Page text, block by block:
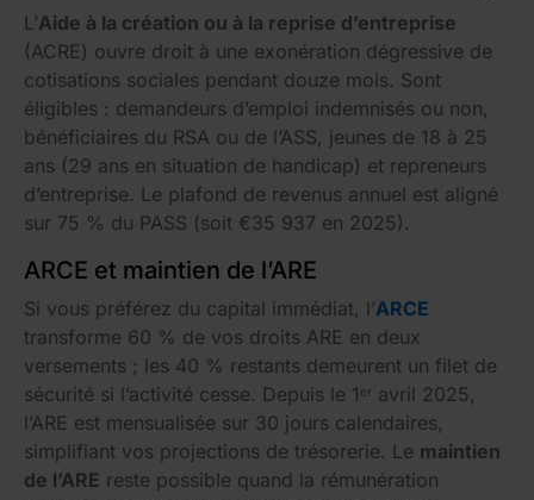
L’Aide à la création ou à la reprise d’entreprise
(ACRE) ouvre droit à une exonération dégressive de
cotisations sociales pendant douze mois. Sont
éligibles : demandeurs d’emploi indemnisés ou non,
bénéficiaires du RSA ou de l’ASS, jeunes de 18 à 25
ans (29 ans en situation de handicap) et repreneurs
d’entreprise. Le plafond de revenus annuel est aligné
sur 75 % du PASS (soit €35 937 en 2025).
ARCE et maintien de l’ARE
Si vous préférez du capital immédiat, l’ARCE
transforme 60 % de vos droits ARE en deux
versements ; les 40 % restants demeurent un filet de
sécurité si l’activité cesse. Depuis le 1ᵉʳ avril 2025,
l’ARE est mensualisée sur 30 jours calendaires,
simplifiant vos projections de trésorerie. Le maintien
de l’ARE reste possible quand la rémunération